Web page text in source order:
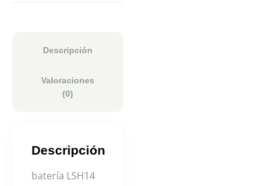
Descripción
Valoraciones
(0)
Descripción
batería LSH14